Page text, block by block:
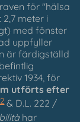
för "hälsa
meter i
med fönster
uppfyller
är färdigställd
1934, för
utförts efter
& D.L. 222 /
har